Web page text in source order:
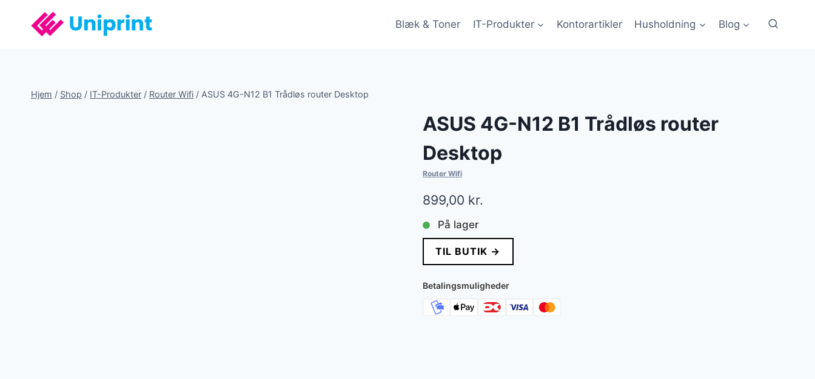
Blæk & Toner IT-Produkter Kontorartikler Husholdning Blog
Hjem / Shop / IT-Produkter / Router Wifi / ASUS 4G-N12 B1 Trådløs router Desktop
ASUS 4G-N12 B1 Trådløs router
Desktop
Router Wifi
899,00 kr.
På lager
TIL BUTIK →
Betalingsmuligheder